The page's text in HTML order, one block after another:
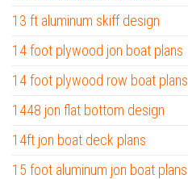
13 ft aluminum skiff design
14 foot plywood jon boat plans
14 foot plywood row boat plans
1448 jon flat bottom design
14ft jon boat deck plans
15 foot aluminum jon boat plans